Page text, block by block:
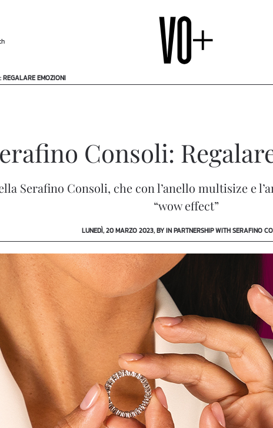
REGALARE EMOZIONI
Consoli:
Serafino Consoli, che con l’anello multisize e
“wow effect”
LUNEDÌ, 20 MARZO 2023, BY IN PARTNERSHIP WITH SERAFINO